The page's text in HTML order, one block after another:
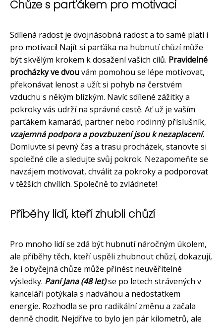
Chůze s part'ákem pro motivaci
Sdílená radost je dvojnásobná radost a to samé platí i
pro motivaci! Najít si parťáka na hubnutí chůzí může
být skvělým krokem k dosažení vašich cílů. Pravidelné
procházky ve dvouvám pomohou se lépe motivovat,
překonávat lenost a užít si pohyb na čerstvém
vzduchu s někým blízkým. Navíc sdílené zážitky a
pokroky vás udrží na správné cestě. Ať už je vaším
parťákem kamarád, partner nebo rodinný příslušník,
vzajemná podpora a povzbuzení jsou k nezaplacení.
Domluvte si pevný čas a trasu procházek, stanovte si
společné cíle a sledujte svůj pokrok. Nezapomeňte se
navzájem motivovat, chválit za pokroky a podporovat
v těžších chvílích. Společně to zvládnete!
Příběhy lidí, kteří zhubli chůzí
Pro mnoho lidí se zdá být hubnutí náročným úkolem,
ale příběhy těch, kteří uspěli zhubnout chůzí, dokazují,
že i obyčejná chůze může přinést neuvěřitelné
výsledky. Paní Jana (48 let)se po letech strávených v
kanceláři potýkala s nadváhou a nedostatkem
energie. Rozhodla se pro radikální změnu a začala
denně chodit. Nejdříve to bylo jen pár kilometrů, ale